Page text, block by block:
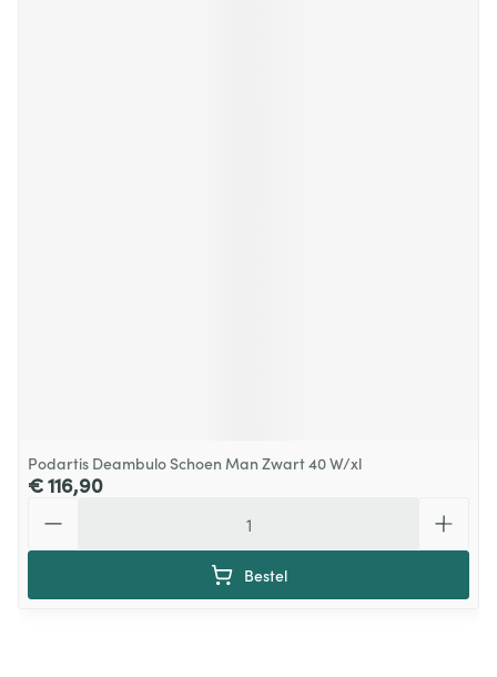
Podartis Deambulo Schoen Man Zwart 40 W/xl
€ 116,90
Bestel